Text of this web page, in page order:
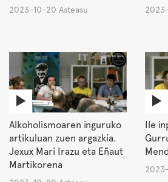
2023-10-20 Asteasu
Alkoholismoaren inguruko
artikuluan zuen argazkia.
Jexux Mari Irazu eta Eñaut
Martikorena
Ile